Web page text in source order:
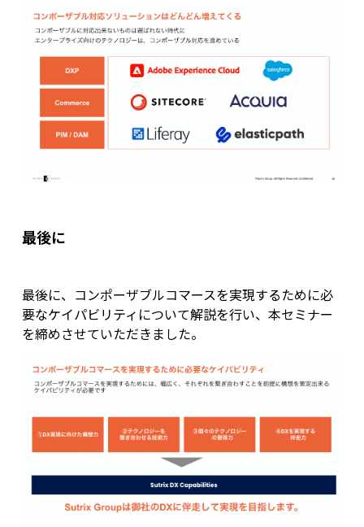
最後に
最後に、コンポーザブルコマースを実現するために必
要なケイパビリティについて解説を行い、本セミナー
を締めさせていただきました。